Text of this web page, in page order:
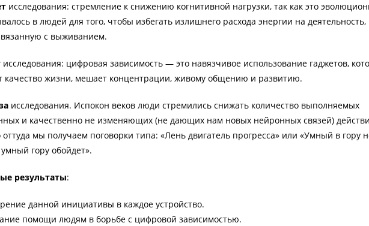
исследования: стремление к снижению когнитивной нагрузки, так как это
в людей для того, чтобы избегать излишнего расхода энергии на деятельность,
с выживанием.
исследования: цифровая зависимость — это навязчивое использование гаджетов,
качество жизни, мешает концентрации, живому общению и развитию.
исследования. Испокон веков люди стремились снижать количество выполняемых
и качественно не изменяющих (не дающих нам новых нейронных связей)
мы получаем поговорки типа: «Лень двигатель прогресса» или «Умный в гору
гору обойдет».
результаты:
данной инициативы в каждое устройство.
помощи людям в борьбе с цифровой зависимостью.